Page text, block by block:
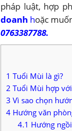
pháp luật, hợp
doanh hoặc
0763387788.
1 Tuổi Mùi là gì?
2 Tuổi Mùi hợp
3 Vì sao chọn
4 Hướng văn
4.1 Hướng